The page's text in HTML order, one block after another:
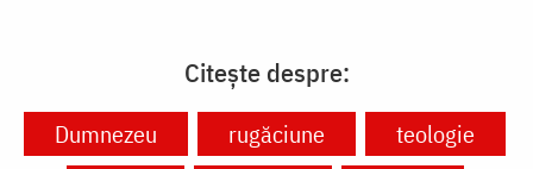
Citește despre:
Dumnezeu rugăciune
teologie